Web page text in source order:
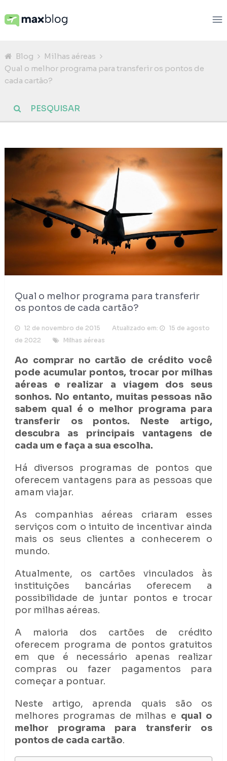
Blog
Milhas aéreas
Qual o melhor programa para transferir os pontos de
cada cartão?
Qual o melhor programa para transferir
os pontos de cada cartão?
12 de novembro de 2015 Atualizado em:
15 de agosto
de 2022
Milhas aéreas
Ao comprar no cartão de crédito você
pode acumular pontos, trocar por milhas
aéreas e realizar a viagem dos seus
sonhos. No entanto, muitas pessoas não
sabem qual é o melhor programa para
transferir os pontos. Neste artigo,
descubra as principais vantagens de
cada um e faça a sua escolha.
Há diversos programas de pontos que
oferecem vantagens para as pessoas que
amam viajar.
As companhias aéreas criaram esses
serviços com o intuito de incentivar ainda
mais os seus clientes a conhecerem o
mundo.
Atualmente, os cartões vinculados às
instituições bancárias oferecem a
possibilidade de juntar pontos e trocar
por milhas aéreas.
A maioria dos cartões de crédito
oferecem programa de pontos gratuitos
em que é necessário apenas realizar
compras ou fazer pagamentos para
começar a pontuar.
Neste artigo, aprenda quais são os
melhores programas de milhas e qual o
melhor programa para transferir os
pontos de cada cartão.